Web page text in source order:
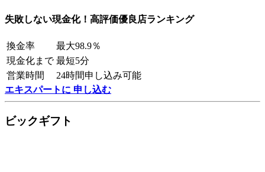
失敗しない現金化！高評価優良店ランキング
換金率
最大98.9％
現金化まで 最短5分
営業時間
24時間申し込み可能
エキスパートに 申し込む
ビックギフト